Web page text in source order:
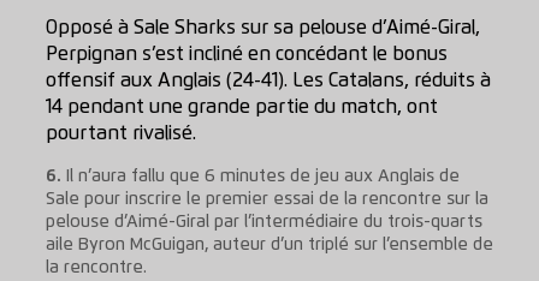
Opposé à Sale Sharks sur sa pelouse d’Aimé-Giral,
Perpignan s’est incliné en concédant le bonus
offensif aux Anglais (24-41). Les Catalans, réduits à
14 pendant une grande partie du match, ont
pourtant rivalisé.
6. Il n’aura fallu que 6 minutes de jeu aux Anglais de
Sale pour inscrire le premier essai de la rencontre sur la
pelouse d’Aimé-Giral par l’intermédiaire du trois-quarts
aile Byron McGuigan, auteur d’un triplé sur l’ensemble de
la rencontre.